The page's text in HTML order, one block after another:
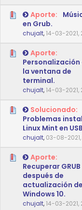
Aporte:
en Grub.
chujalt,14-03-2021,
Aporte:
Personalización
la ventana de
terminal.
chujalt,14-03-2021,
Solucionado:
Problemas
Linux Mint en
chujalt, 03-08-2021,
Aporte:
Recuperar GRUB
después de
actualización de
Windows 10.
chujalt,14-03-2021,